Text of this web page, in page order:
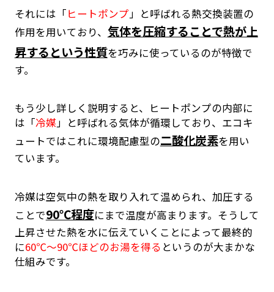
それには「ヒートポンプ」と呼ばれる熱交換装置の
作用を用いており、 気体を圧縮することで熱が上
昇するという性質を巧みに使っているのが特徴で
す。
もう少し詳しく説明すると、ヒートポンプの内部に
は「冷媒」と呼ばれる気体が循環しており、エコキ
ュートではこれに環境配慮型の二酸化炭素を用い
ています。
冷媒は空気中の熱を取り入れて温められ、加圧する
ことで90℃程度にまで温度が高まります。そうして
上昇させた熱を水に伝えていくことによって最終的
に60℃～90℃ほどのお湯を得る というのが大まかな
仕組みです。